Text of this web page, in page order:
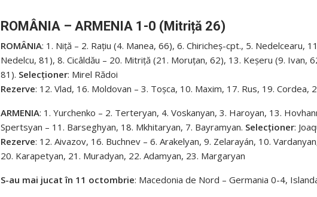
ROMÂNIA – ARMENIA 1-0 (Mitriță 26)
ROMÂNIA: 1. Niță – 2. Rațiu (4. Manea, 66), 6. Chiricheș-cpt., 5. Nedelcearu,
Nedelcu, 81), 8. Cicâldău – 20. Mitriță (21. Moruțan, 62), 13. Keșeru (9. Ivan,
81). Selecționer: Mirel Rădoi
Rezerve: 12. Vlad, 16. Moldovan – 3. Toșca, 10. Maxim, 17. Rus, 19. Cordea,
ARMENIA: 1. Yurchenko – 2. Terteryan, 4. Voskanyan, 3. Haroyan, 13.
Spertsyan – 11. Barseghyan, 18. Mkhitaryan, 7. Bayramyan. Selecționer:
Rezerve: 12. Aivazov, 16. Buchnev – 6. Arakelyan, 9. Zelarayán, 10.
20. Karapetyan, 21. Muradyan, 22. Adamyan, 23. Margaryan
S-au mai jucat în 11 octombrie: Macedonia de Nord – Germania 0-4,